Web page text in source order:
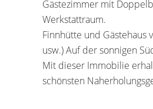
Gästezimmer mit
Werkstattraum.
Finnhütte und Gästehaus
usw.) Auf der sonnigen
Mit dieser Immobilie
schönsten